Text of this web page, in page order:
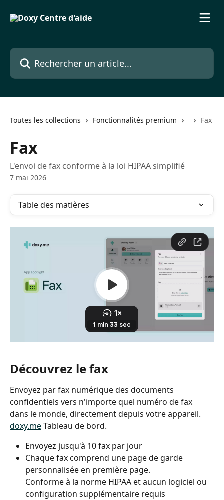
Rechercher un article...
Toutes les collections Fonctionnalités premium Fax
Fax
L'envoi de fax conforme à la loi HIPAA simplifié
7 mai 2026
Table des matières
Découvrez le fax
Envoyez par fax numérique des documents
confidentiels vers n'importe quel numéro de fax
dans le monde, directement depuis votre appareil.
doxy.me Tableau de bord.
Envoyez jusqu'à 10 fax par jour
Chaque fax comprend une page de garde
personnalisée en première page.
Conforme à la norme HIPAA et aucun logiciel ou
configuration supplémentaire requis